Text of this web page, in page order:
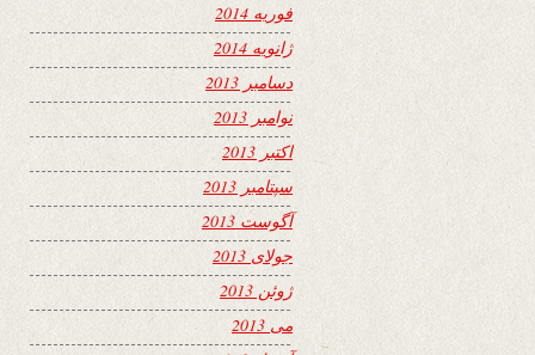
فوریه 2014
ژانویه 2014
دسامبر 2013
نوامبر 2013
اکتبر 2013
سپتامبر 2013
آگوست 2013
جولای 2013
ژوئن 2013
می 2013